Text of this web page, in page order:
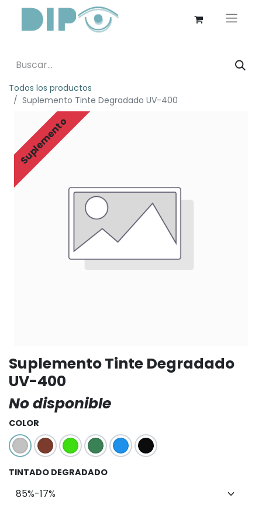
Todos los productos
Suplemento Tinte Degradado UV-400
Suplemento
Suplemento Tinte Degradado
UV-400
No disponible
COLOR
TINTADO DEGRADADO